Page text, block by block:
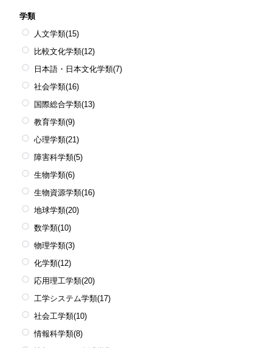
学類
人文学類(15)
比較文化学類(12)
日本語・日本文化学類(7)
社会学類(16)
国際総合学類(13)
教育学類(9)
心理学類(21)
障害科学類(5)
生物学類(6)
生物資源学類(16)
地球学類(20)
数学類(10)
物理学類(3)
化学類(12)
応用理工学類(20)
工学システム学類(17)
社会工学類(10)
情報科学類(8)